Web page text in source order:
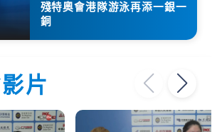
殘特奧會港隊游泳再添一銀一
銅
片